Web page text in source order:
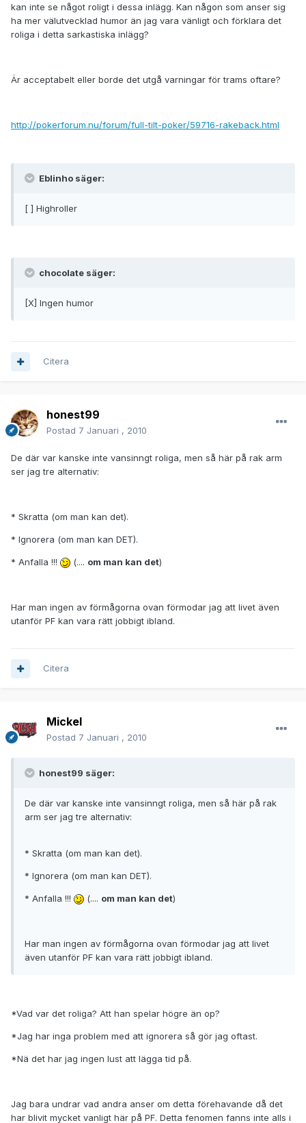
kan inte se något roligt i dessa inlägg. Kan någon som anser sig
ha mer välutvecklad humor än jag vara vänligt och förklara det
roliga i detta sarkastiska inlägg?
Är acceptabelt eller borde det utgå varningar för trams oftare?
http://pokerforum.nu/forum/full-tilt-poker/59716-rakeback.html
Eblinho säger:
[ ] Highroller
chocolate säger:
[X] Ingen humor
Citera
honest99
Postad 7 Januari , 2010
De där var kanske inte vansinngt roliga, men så här på rak arm
ser jag tre alternativ:
* Skratta (om man kan det).
* Ignorera (om man kan DET).
* Anfalla !!! (.... om man kan det)
Har man ingen av förmågorna ovan förmodar jag att livet även
utanför PF kan vara rätt jobbigt ibland.
Citera
Mickel
Postad 7 Januari , 2010
honest99 säger:
De där var kanske inte vansinngt roliga, men så här på rak
arm ser jag tre alternativ:
* Skratta (om man kan det).
* Ignorera (om man kan DET).
* Anfalla !!! (.... om man kan det)
Har man ingen av förmågorna ovan förmodar jag att livet
även utanför PF kan vara rätt jobbigt ibland.
*Vad var det roliga? Att han spelar högre än op?
*Jag har inga problem med att ignorera så gör jag oftast.
*Nä det har jag ingen lust att lägga tid på.
Jag bara undrar vad andra anser om detta förehavande då det
har blivit mycket vanligt här på PF. Detta fenomen fanns inte alls i